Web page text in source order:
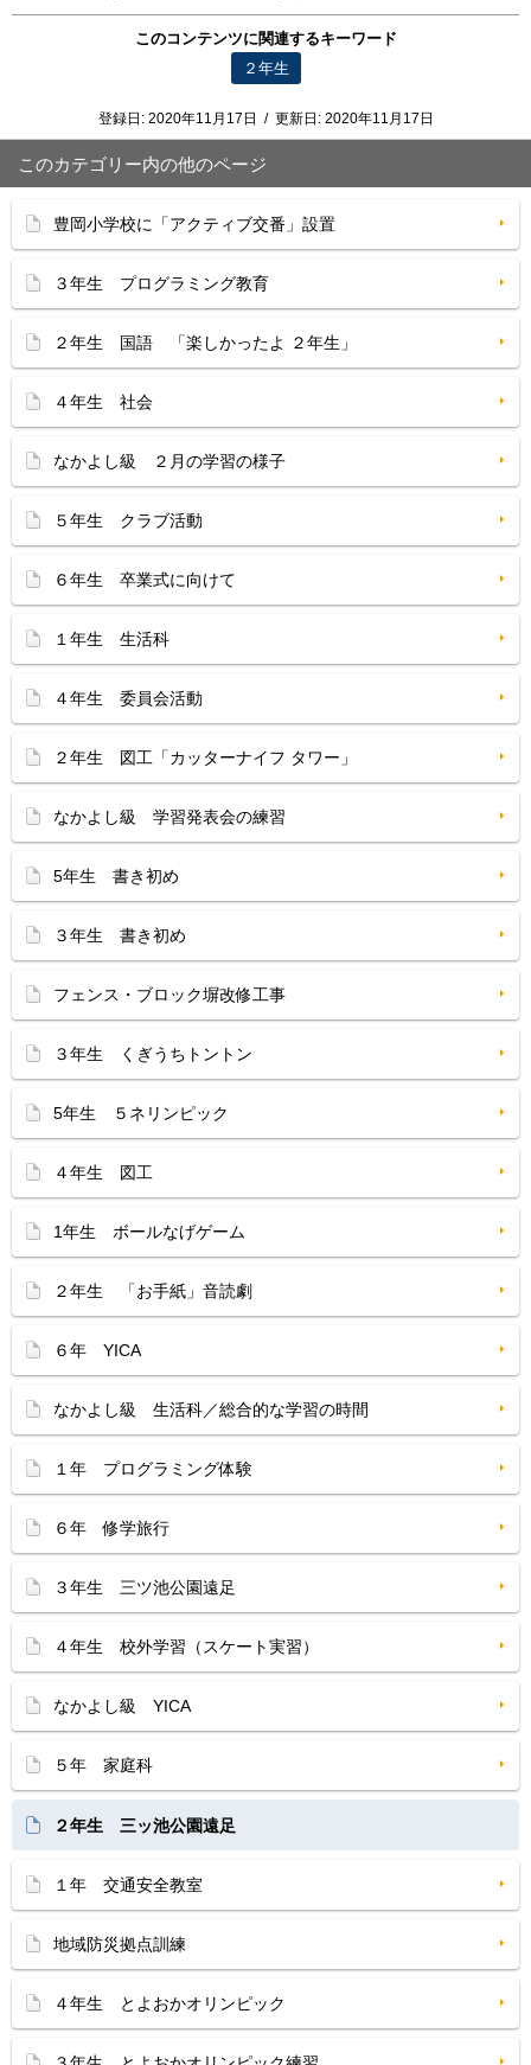
このコンテンツに関連するキーワード
２年生
登録日: 2020年11月17日 / 更新日: 2020年11月17日
このカテゴリー内の他のページ
豊岡小学校に「アクティブ交番」設置
３年生 プログラミング教育
２年生 国語 「楽しかったよ ２年生」
４年生 社会
なかよし級 ２月の学習の様子
５年生 クラブ活動
６年生 卒業式に向けて
１年生 生活科
４年生 委員会活動
２年生 図工「カッターナイフ タワー」
なかよし級 学習発表会の練習
5年生 書き初め
３年生 書き初め
フェンス・ブロック塀改修工事
３年生 くぎうちトントン
5年生 ５ネリンピック
４年生 図工
1年生 ボールなげゲーム
２年生 「お手紙」音読劇
６年 YICA
なかよし級 生活科／総合的な学習の時間
１年 プログラミング体験
６年 修学旅行
３年生 三ツ池公園遠足
４年生 校外学習（スケート実習）
なかよし級 YICA
５年 家庭科
２年生 三ッ池公園遠足
１年 交通安全教室
地域防災拠点訓練
４年生 とよおかオリンピック